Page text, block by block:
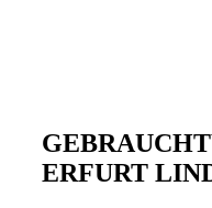
ERFURT